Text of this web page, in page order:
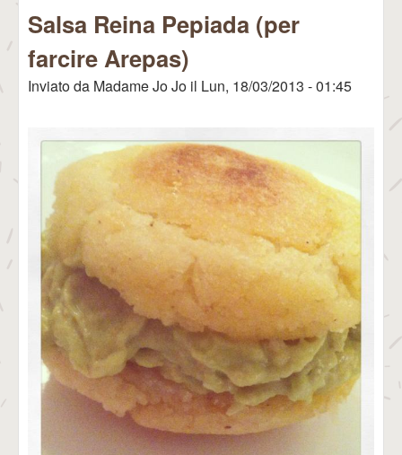
Salsa Reina Pepiada (per
farcire Arepas)
Inviato da Madame Jo Jo il Lun, 18/03/2013 - 01:45